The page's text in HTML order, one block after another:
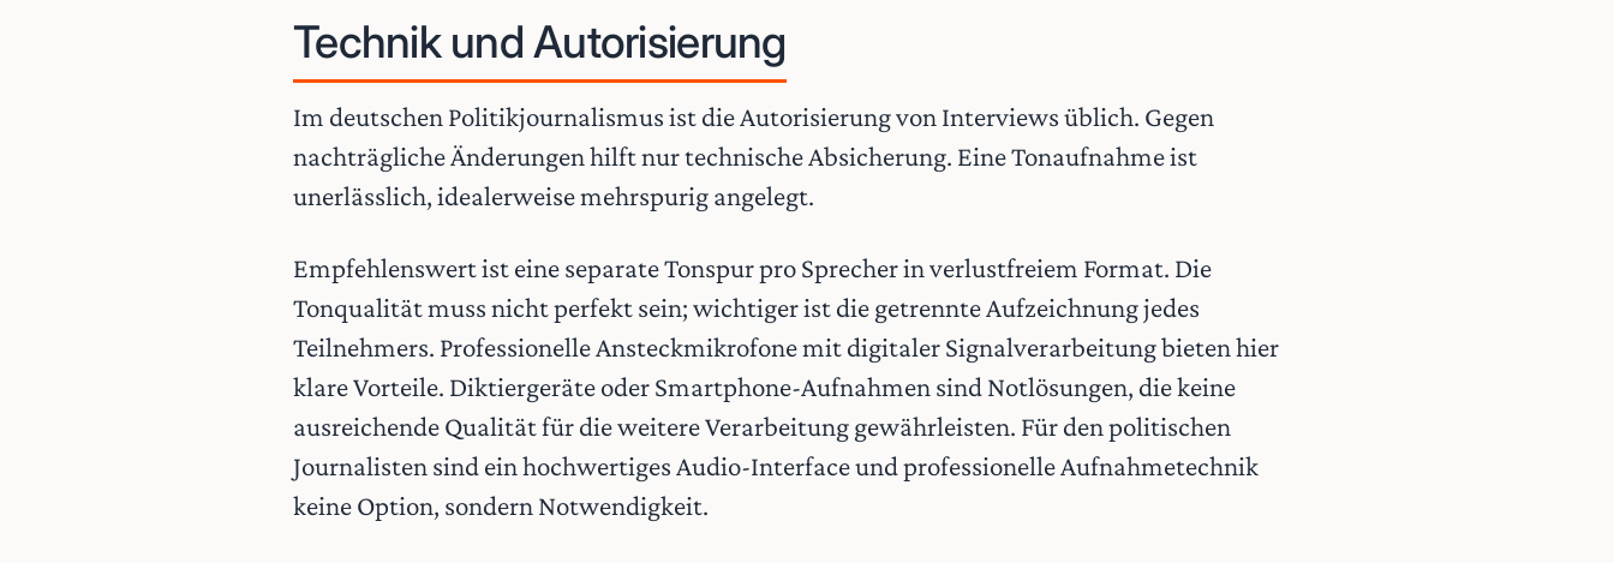
Technik und Autorisierung
Im deutschen Politikjournalismus ist die Autorisierung von Interviews üblich. Gegen
nachträgliche Änderungen hilft nur technische Absicherung. Eine Tonaufnahme ist
unerlässlich, idealerweise mehrspurig angelegt.
Empfehlenswert ist eine separate Tonspur pro Sprecher in verlustfreiem Format. Die
Tonqualität muss nicht perfekt sein; wichtiger ist die getrennte Aufzeichnung jedes
Teilnehmers. Professionelle Ansteckmikrofone mit digitaler Signalverarbeitung bieten hier
klare Vorteile. Diktiergeräte oder Smartphone-Aufnahmen sind Notlösungen, die keine
ausreichende Qualität für die weitere Verarbeitung gewährleisten. Für den politischen
Journalisten sind ein hochwertiges Audio-Interface und professionelle Aufnahmetechnik
keine Option, sondern Notwendigkeit.